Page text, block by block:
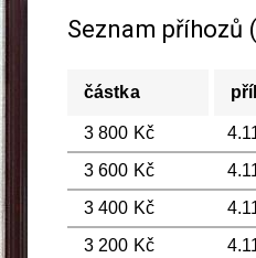
Seznam příhozů
částka
3 800 Kč
3 600 Kč
3 400 Kč
3 200 Kč